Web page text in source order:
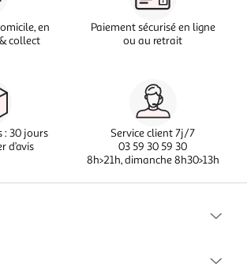
en
collect
Paiement sécurisé en ligne
ou au retrait
: 30 jours
d’avis
Service client 7j/7
03 59 30 59 30
8h>21h, dimanche 8h30>13h